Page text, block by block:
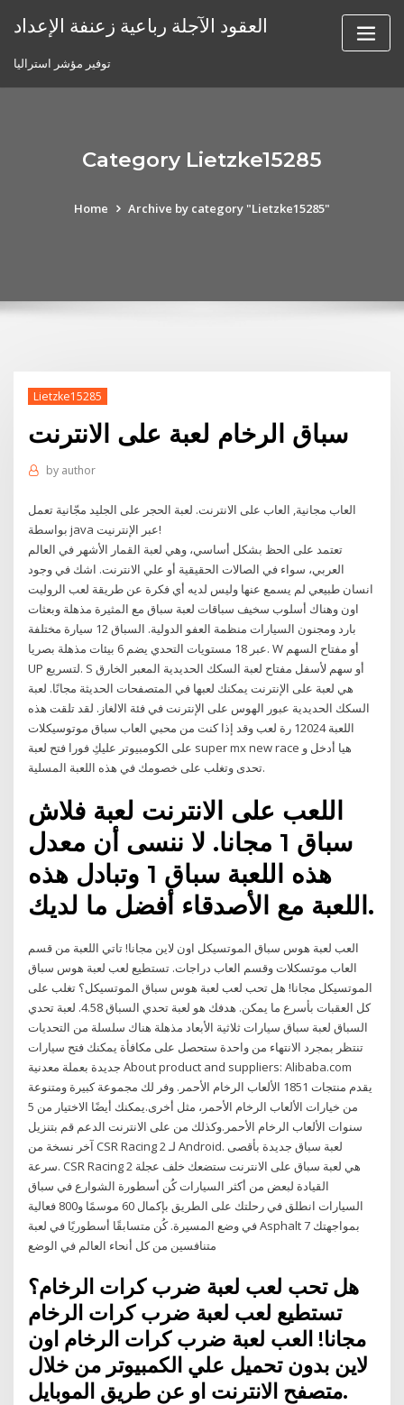
العقود الآجلة رباعية زعنفة الإعداد
توفير مؤشر استراليا
Category Lietzke15285
Home Archive by category "Lietzke15285"
Lietzke15285
سباق الرخام لعبة على الانترنت
by author
العاب مجانية, العاب على الانترنت. لعبة الحجر على الجليد مجّانية تعمل
بواسطة java عبر الإنترنيت!
تعتمد على الحظ بشكل أساسي، وهي لعبة القمار الأشهر في العالم
العربي، سواء في الصالات الحقيقية أو علي الانترنت. اشك في وجود
انسان طبيعي لم يسمع عنها وليس لديه أي فكرة عن طريقة لعب الروليت
اون وهناك أسلوب سخيف سباقات لعبة سباق مع المثيرة مذهلة وبعثات
بارد ومجنون السيارات منظمة العفو الدولية. السباق 12 سيارة مختلفة
عبر 18 مستويات التحدي يضم 6 بيئات مذهلة بصريا. W أو مفتاح السهم
UP لتسريع. S أو سهم لأسفل مفتاح لعبة السكك الحديدية المعبر الخارق
هي لعبة على الإنترنت يمكنك لعبها في المتصفحات الحديثة مجانًا. لعبة
السكك الحديدية عبور الهوس على الإنترنت في فئة الالغاز. لقد تلقت هذه
اللعبة 12024 رة لعب وقد إذا كنت من محبي العاب سباق موتوسيكلات
على الكومبيوتر عليكِ فورا فتح لعبة super mx new race هيا أدخل و
تحدى وتغلب على خصومك في هذه اللعبة المسلية.
اللعب على الانترنت لعبة فلاش
سباق 1 مجانا. لا ننسى أن معدل
هذه اللعبة سباق 1 وتبادل هذه
اللعبة مع الأصدقاء أفضل ما لديك.
العب لعبة هوس سباق الموتسيكل اون لاين مجانا! تاتي اللعبة من قسم
العاب موتسكلات وقسم العاب دراجات. تستطيع لعب لعبة هوس سباق
الموتسيكل مجانا! هل تحب لعب لعبة هوس سباق الموتسيكل؟ تغلب على
كل العقبات بأسرع ما يمكن. هدفك هو لعبة تحدي السباق 4.58. لعبة تحدي
السباق لعبة سباق سيارات ثلاثية الأبعاد مذهلة هناك سلسلة من التحديات
تنتظر بمجرد الانتهاء من واحدة ستحصل على مكافأة يمكنك فتح سيارات
جديدة بعملة معدنية About product and suppliers: Alibaba.com
يقدم منتجات 1851 الألعاب الرخام الأحمر. وفر لك مجموعة كبيرة ومتنوعة
من خيارات الألعاب الرخام الأحمر، مثل أخرى.يمكنك أيضًا الاختيار من 5
سنوات الألعاب الرخام الأحمر.وكذلك من على الانترنت الدعم قم بتنزيل
آخر نسخة من CSR Racing 2 لـ Android. لعبة سباق جديدة بأقصى
سرعة. CSR Racing 2 هي لعبة سباق على الانترنت ستضعك خلف عجلة
القيادة لبعض من أكثر السيارات كُن أسطورة الشوارع في سباق
السيارات انطلق في رحلتك على الطريق بإكمال 60 موسمًا و800 فعالية
في وضع المسيرة. كُن متسابقًا أسطوريًا في لعبة Asphalt بمواجهتك 7
متنافسين من كل أنحاء العالم في الوضع
هل تحب لعب لعبة ضرب كرات الرخام؟
تستطيع لعب لعبة ضرب كرات الرخام
مجانا! العب لعبة ضرب كرات الرخام اون
لاين بدون تحميل علي الكمبيوتر من خلال
متصفح الانترنت او عن طريق الموبايل.